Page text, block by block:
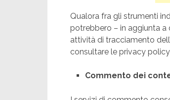
Qualora fra gli strumenti
potrebbero – in aggiunta a
attività di tracciamento
consultare le privacy
Commento dei